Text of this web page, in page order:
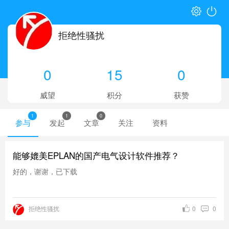
拒绝性骚扰
0
威望
15
积分
0
获赞
参与
1
发起
1
文章
0
关注 资料
能够媲美EPLAN的国产电气设计软件推荐？
好的，谢谢，已下载
拒绝性骚扰 0
0